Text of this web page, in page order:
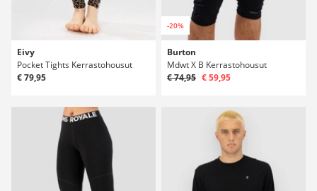
Eivy
Pocket Tights Kerrastohousut
€ 79,95
-20%
Burton
Mdwt X B Kerrastohousut
€ 74,95 € 59,95